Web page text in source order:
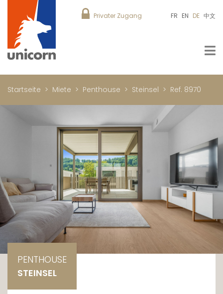
Privater Zugang FR EN DE 中文
Startseite Miete Penthouse Steinsel Ref. 8970
PENTHOUSE
STEINSEL